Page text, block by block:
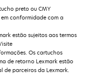
preto ou CMY
conformidade com a
estão sujeitos aos termos
Os cartuchos
de retorno Lexmark estão
de parceiros da Lexmark.